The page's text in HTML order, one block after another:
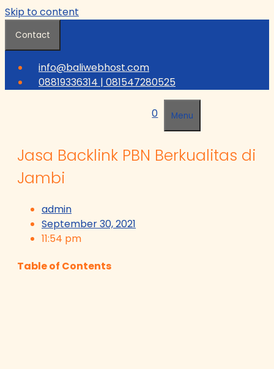
Skip to content
Contact
info@baliwebhost.com
08819336314 | 081547280525
0 Menu
Jasa Backlink PBN Berkualitas di
Jambi
admin
September 30, 2021
11:54 pm
Table of Contents